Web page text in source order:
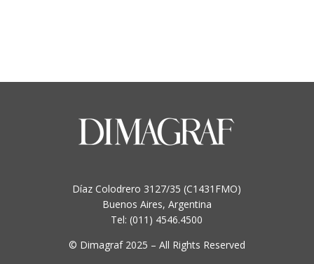
Díaz Colodrero 3127/35 (C1431FMO)
Buenos Aires, Argentina
Tel: (011) 4546.4500
© Dimagraf 2025 – All Rights Reserved